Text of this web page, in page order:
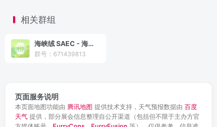
相关群组
海峡绒 SAEC - 海峡两岸兽圈/马圈活动信息收集组织（大陆版）
群号：671439813
页面服务说明
本页面地图功能由 腾讯地图 提供技术支持，天气预报数据由 百度
天气 提供，部分展会信息整理自公开渠道（包括但不限于主办方官